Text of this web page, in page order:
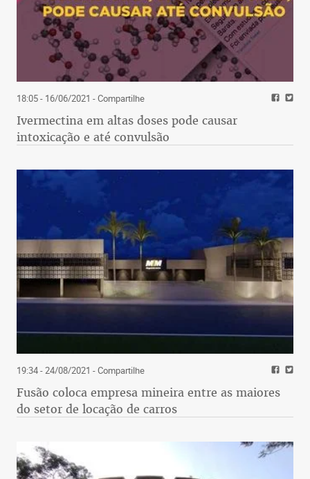
18:05 - 16/06/2021 - Compartilhe
Ivermectina em altas doses pode causar
intoxicação e até convulsão
19:34 - 24/08/2021 - Compartilhe
Fusão coloca empresa mineira entre as maiores
do setor de locação de carros